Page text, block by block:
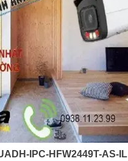
IPC-HFW2449T-AS-IL